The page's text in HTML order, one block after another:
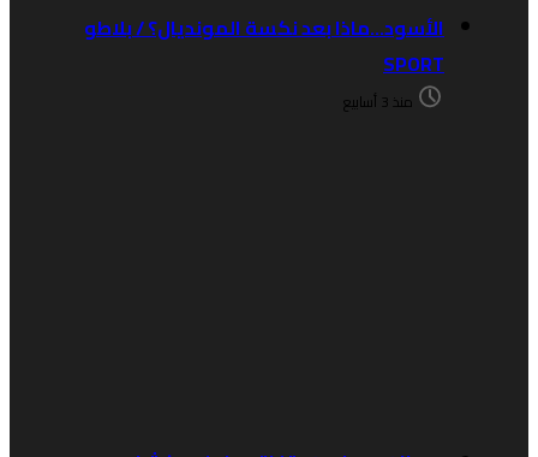
الأسود…ماذا بعد نكسة المونديال؟ / بلاطو
SPORT